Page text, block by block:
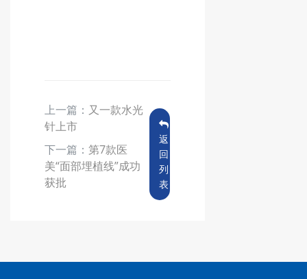
上一篇： 又一款水光
针上市
下一篇： 第7款医
美“面部埋植线”成功
获批
返
回
列
表